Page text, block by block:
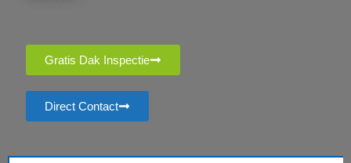
Gratis Dak Inspectie
Direct Contact